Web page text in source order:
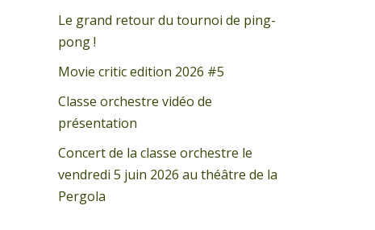
Le grand retour du tournoi de ping-
pong !
Movie critic edition 2026 #5
Classe orchestre vidéo de
présentation
Concert de la classe orchestre le
vendredi 5 juin 2026 au théâtre de la
Pergola